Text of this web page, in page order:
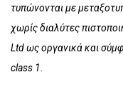
τυπώνονται με
χωρίς διαλύτες
Ltdως οργανικά και
class 1.